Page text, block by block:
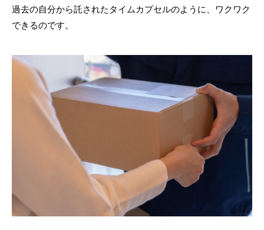
過去の自分から託されたタイムカプセルのように、ワクワク
できるのです。